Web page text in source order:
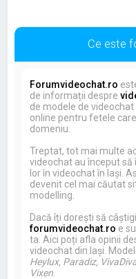
Ce este
Forumvideochat.ro
de informații despre
de modele de
online pentru fetele
domeniu.
Treptat, tot mai multe
videochat au început
lor în videochat în Iași.
devenit cel mai căutat
modelling.
Dacă îți dorești să
forumvideochat.ro e
ta. Aici poți afla opinii
videochat din Iași.
Heylux, Paradiz,
Vixen